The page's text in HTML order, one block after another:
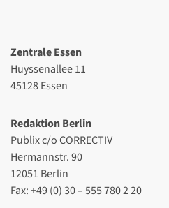
Zentrale Essen
Huyssenallee 11
45128 Essen
Redaktion Berlin
Publix c/o CORRECTIV
Hermannstr. 90
12051 Berlin
Fax: +49 (0) 30 – 555 780 2 20